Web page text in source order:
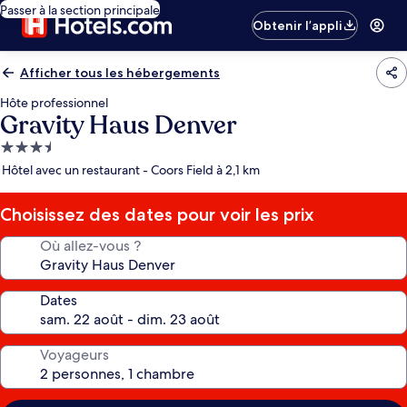
Passer à la section principale
Obtenir l’appli
Afficher tous les hébergements
Hôte professionnel
Gravity Haus Denver
Hébergement
3.5 étoiles
Hôtel avec un restaurant - Coors Field à 2,1 km
Choisissez des dates pour voir les prix
Où allez-vous ?
Dates
Voyageurs